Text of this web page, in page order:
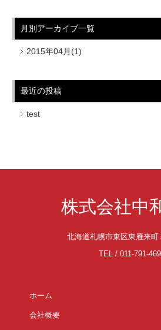
月別アーカイブ一覧
2015年04月(1)
最近の投稿
test
株式会社中
北海道札幌市東区東雁来町
TEL / 011-791-
ホーム
会社概要